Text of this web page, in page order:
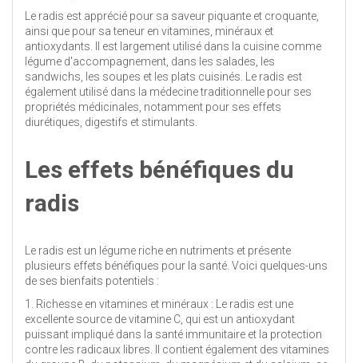
Le radis est apprécié pour sa saveur piquante et croquante,
ainsi que pour sa teneur en vitamines, minéraux et
antioxydants. Il est largement utilisé dans la cuisine comme
légume d'accompagnement, dans les salades, les
sandwichs, les soupes et les plats cuisinés. Le radis est
également utilisé dans la médecine traditionnelle pour ses
propriétés médicinales, notamment pour ses effets
diurétiques, digestifs et stimulants.
Les effets bénéfiques du
radis
Le radis est un légume riche en nutriments et présente
plusieurs effets bénéfiques pour la santé. Voici quelques-uns
de ses bienfaits potentiels :
1. Richesse en vitamines et minéraux : Le radis est une
excellente source de vitamine C, qui est un antioxydant
puissant impliqué dans la santé immunitaire et la protection
contre les radicaux libres. Il contient également des vitamines